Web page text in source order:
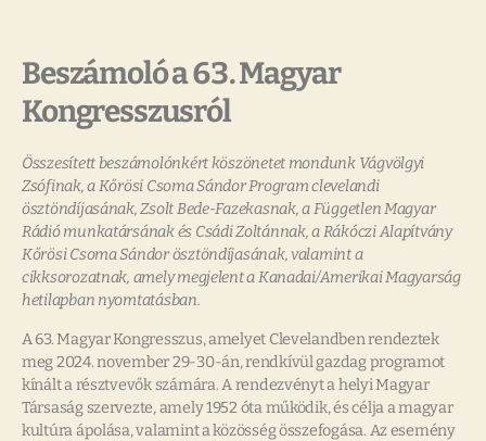
Beszámoló a 63. Magyar
Kongresszusról
Összesített beszámolónkért köszönetet mondunk Vágvölgyi
Zsófinak, a Kőrösi Csoma Sándor Program clevelandi
ösztöndíjasának, Zsolt Bede-Fazekasnak, a Független Magyar
Rádió munkatársának és Csádi Zoltánnak, a Rákóczi Alapítvány
Kőrösi Csoma Sándor ösztöndíjasának, valamint a
cikksorozatnak, amely megjelent a Kanadai/Amerikai Magyarság
hetilapban nyomtatásban.
A 63. Magyar Kongresszus, amelyet Clevelandben rendeztek
meg 2024. november 29-30-án, rendkívül gazdag programot
kínált a résztvevők számára. A rendezvényt a helyi Magyar
Társaság szervezte, amely 1952 óta működik, és célja a magyar
kultúra ápolása, valamint a közösség összefogása. Az esemény